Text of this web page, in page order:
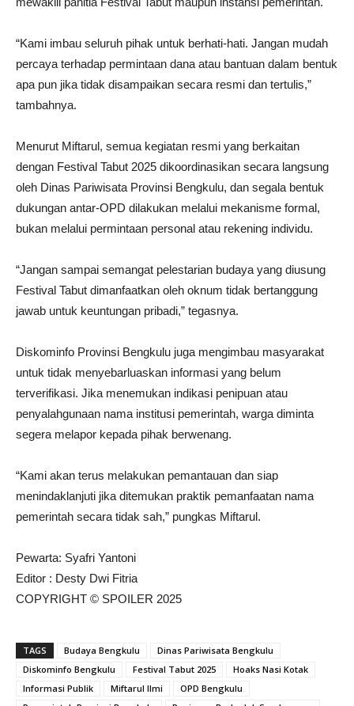
“Kami imbau seluruh pihak untuk berhati-hati. Jangan mudah
percaya terhadap permintaan dana atau bantuan dalam bentuk
apa pun jika tidak disampaikan secara resmi dan tertulis,”
tambahnya.
Menurut Miftarul, semua kegiatan resmi yang berkaitan
dengan Festival Tabut 2025 dikoordinasikan secara langsung
oleh Dinas Pariwisata Provinsi Bengkulu, dan segala bentuk
dukungan antar-OPD dilakukan melalui mekanisme formal,
bukan melalui permintaan personal atau rekening individu.
“Jangan sampai semangat pelestarian budaya yang diusung
Festival Tabut dimanfaatkan oleh oknum tidak bertanggung
jawab untuk keuntungan pribadi,” tegasnya.
Diskominfo Provinsi Bengkulu juga mengimbau masyarakat
untuk tidak menyebarluaskan informasi yang belum
terverifikasi. Jika menemukan indikasi penipuan atau
penyalahgunaan nama institusi pemerintah, warga diminta
segera melapor kepada pihak berwenang.
“Kami akan terus melakukan pemantauan dan siap
menindaklanjuti jika ditemukan praktik pemanfaatan nama
pemerintah secara tidak sah,” pungkas Miftarul.
Pewarta: Syafri Yantoni
Editor : Desty Dwi Fitria
COPYRIGHT © SPOILER 2025
TAGS Budaya Bengkulu
Dinas Pariwisata Bengkulu
Diskominfo Bengkulu
Festival Tabut 2025
Hoaks Nasi Kotak
Informasi Publik
Miftarul Ilmi
OPD Bengkulu